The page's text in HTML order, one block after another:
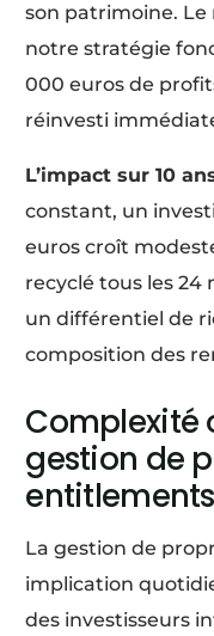
son patrimoine.
notre stratégie
000 euros de
réinvesti
L’impact sur 10
constant, un
euros croît
recyclé tous les 24
un différentiel de
composition des
Complexité
gestion de
entitlements
La gestion de
implication
des investisseurs